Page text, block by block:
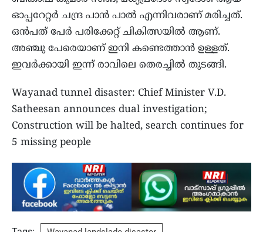
ഓപ്പറേറ്റർ ചന്ദ്ര പാൻ പാൽ എന്നിവരാണ് മരിച്ചത്.
ഒൻപത് പേർ പരിക്കേറ്റ് ചികിത്സയിൽ ആണ്.
അഞ്ചു പേരെയാണ് ഇനി കണ്ടെത്താൻ ഉള്ളത്.
ഇവർക്കായി ഇന്ന് രാവിലെ തെരച്ചിൽ തുടങ്ങി.
Wayanad tunnel disaster: Chief Minister V.D.
Satheesan announces dual investigation;
Construction will be halted, search continues for
5 missing people